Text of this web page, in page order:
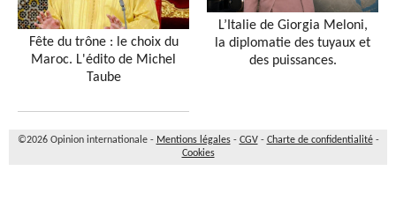
Fête du trône : le choix du
Maroc. L'édito de Michel
Taube
L’Italie de Giorgia Meloni,
la diplomatie des tuyaux et
des puissances.
©2026 Opinion internationale - Mentions légales- CGV- Charte de confidentialité-
Cookies